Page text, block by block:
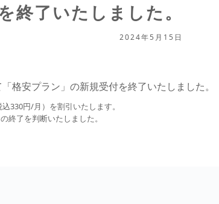
終了いたしました。
2024年5月15日
格安プラン」の新規受付を終了いたしました。
330円/月）を割引いたします。
了を判断いたしました。